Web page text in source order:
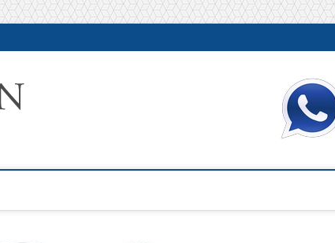
INFORMASI PELATIHAN DAN SERTIFIKASI TERBAIK DI INDONESIA